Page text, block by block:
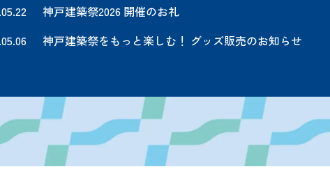
神戸建築祭2026 開催のお礼
神戸建築祭をもっと楽しむ！ グッズ販売のお知らせ